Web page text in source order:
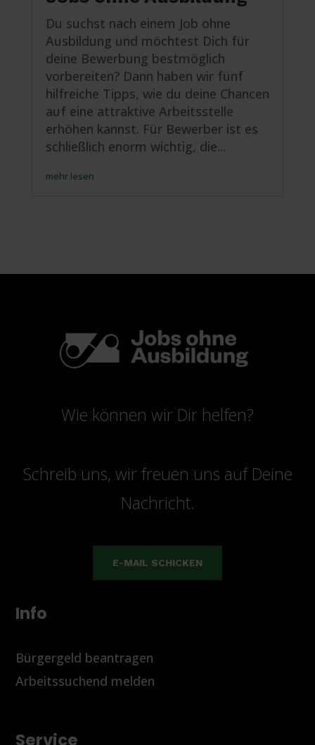
Du suchst nach einem Job ohne
Ausbildung und möchtest Dich für
deine Bewerbung bestmöglich
vorbereiten? Dann haben wir fünf
hilfreiche Tipps, wie du deine Chancen
auf eine attraktive Arbeitsstelle
erhöhen kannst. Für Bewerber ist es
schließlich enorm wichtig, die...
mehr lesen
Wie können wir Dir helfen?
Schreib uns, wir freuen uns auf Deine
Nachricht.
E-MAIL SCHICKEN
Info
Bürgergeld beantragen
Arbeitssuchend melden
Service